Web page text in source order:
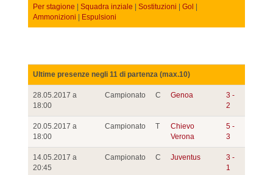
Per stagione Squadra inziale Sostituzioni Gol
Ammonizioni
Espulsioni
Ultime presenze negli 11 di partenza (max.10)
28.05.2017 a
18:00
Campionato C Genoa
3 -
2
20.05.2017 a
18:00
Campionato T
Chievo
Verona
5 -
3
14.05.2017 a
20:45
Campionato C Juventus
3 -
1